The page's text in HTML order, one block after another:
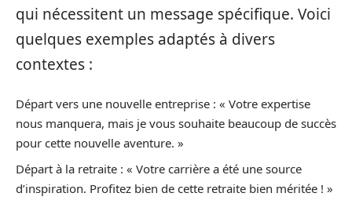
qui nécessitent un message spécifique. Voici
quelques exemples adaptés à divers
contextes :
Départ vers une nouvelle entreprise : « Votre expertise
nous manquera, mais je vous souhaite beaucoup de succès
pour cette nouvelle aventure. »
Départ à la retraite : « Votre carrière a été une source
d’inspiration. Profitez bien de cette retraite bien méritée ! »